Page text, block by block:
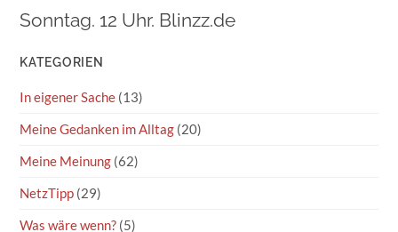
Sonntag. 12 Uhr. Blinzz.de
KATEGORIEN
In eigener Sache (13)
Meine Gedanken im Alltag (20)
Meine Meinung (62)
NetzTipp (29)
Was wäre wenn? (5)